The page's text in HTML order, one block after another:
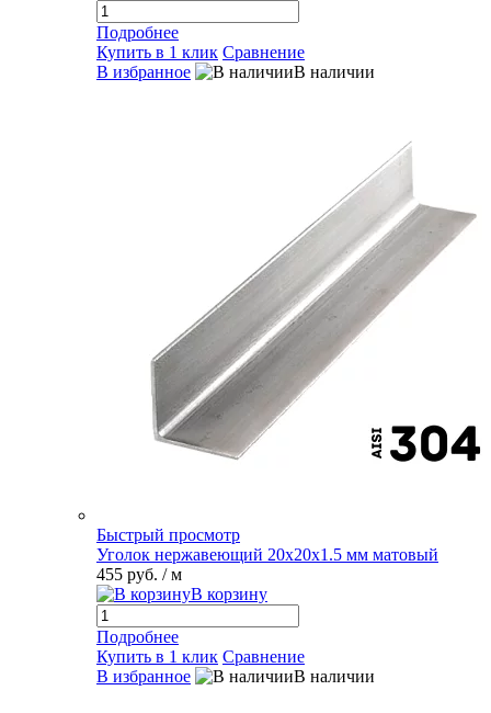
Подробнее
Купить в 1 клик Сравнение
В избранное
В наличии
Быстрый просмотр
Уголок нержавеющий 20х20х1.5 мм матовый
455 руб. / м
В корзину
Подробнее
Купить в 1 клик Сравнение
В избранное
В наличии